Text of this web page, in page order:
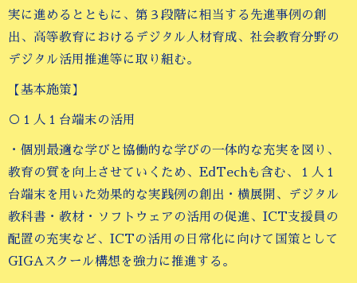
実に進めるとともに、第３段階に相当する先進事例の創
出、高等教育におけるデジタル人材育成、社会教育分野の
デジタル活用推進等に取り組む。
【基本施策】
○１人１台端末の活用
・個別最適な学びと協働的な学びの一体的な充実を図り、
教育の質を向上させていくため、EdTechも含む、１人１
台端末を用いた効果的な実践例の創出・横展開、デジタル
教科書・教材・ソフトウェアの活用の促進、ICT支援員の
配置の充実など、ICTの活用の日常化に向けて国策として
GIGAスクール構想を強力に推進する。